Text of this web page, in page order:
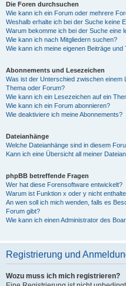
Die Foren durchsuchen
Wie kann ich ein Forum oder mehrere
Weshalb erhalte ich bei der Suche keine
Warum bekomme ich bei der Suche eine
Wie kann ich nach Mitgliedern suchen?
Wie kann ich meine eigenen Beiträge und
Abonnements und Lesezeichen
Was ist der Unterschied zwischen einem
Thema oder Forum?
Wie kann ich ein Lesezeichen auf ein
Wie kann ich ein Forum abonnieren?
Wie deaktiviere ich meine Abonnements?
Dateianhänge
Welche Dateianhänge sind in diesem
Kann ich eine Übersicht all meiner
phpBB betreffende Fragen
Wer hat diese Forensoftware entwickelt?
Warum ist Funktion x oder y nicht
An wen soll ich mich wenden, falls es
Forum gibt?
Wie kann ich einen Administrator des
Registrierung und
Wozu muss ich mich registrieren?